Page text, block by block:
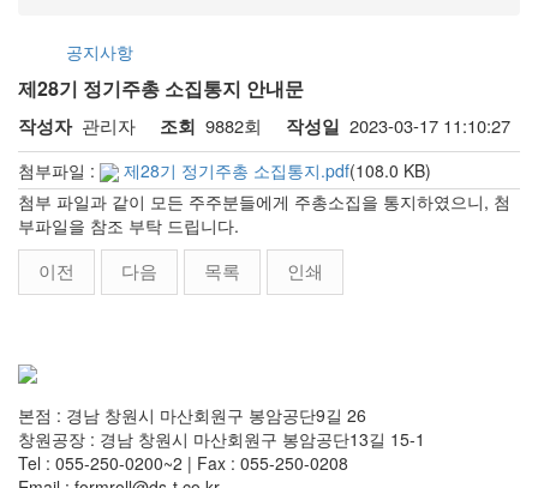
공지사항
제28기 정기주총 소집통지 안내문
작성자관리자 조회 9882회 작성일 2023-03-17 11:10:27
첨부파일 : 제28기 정기주총 소집통지.pdf(108.0 KB)
첨부 파일과 같이 모든 주주분들에게 주총소집을 통지하였으니, 첨
부파일을 참조 부탁 드립니다.
이전 다음 목록 인쇄
본점 : 경남 창원시 마산회원구 봉암공단9길 26
창원공장 : 경남 창원시 마산회원구 봉암공단13길 15-1
Tel : 055-250-0200~2 | Fax : 055-250-0208